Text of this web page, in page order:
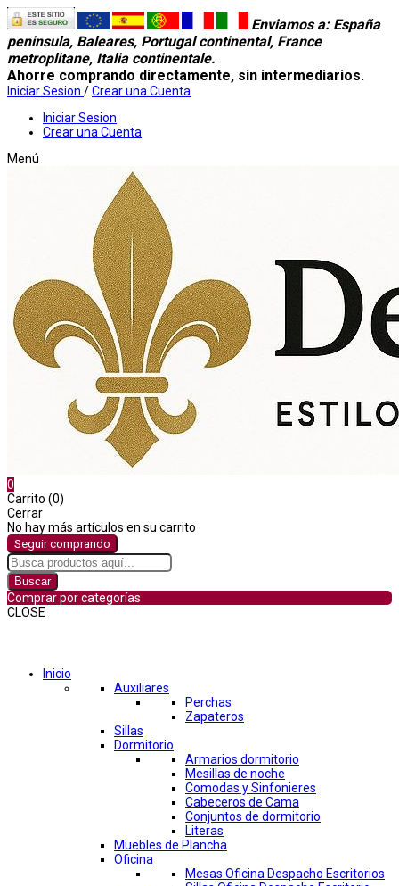
Enviamos a: España
peninsula, Baleares, Portugal continental, France
metroplitane, Italia continentale.
Ahorre comprando directamente, sin intermediarios.
Iniciar Sesion /Crear una Cuenta
Iniciar Sesion
Crear una Cuenta
Menú
0
Carrito (0)
Cerrar
No hay más artículos en su carrito
Seguir comprando
Buscar
Comprar por categorías
CLOSE
Inicio
Auxiliares
Perchas
Zapateros
Sillas
Dormitorio
Armarios dormitorio
Mesillas de noche
Comodas y Sinfonieres
Cabeceros de Cama
Conjuntos de dormitorio
Literas
Muebles de Plancha
Oficina
Mesas Oficina Despacho Escritorios